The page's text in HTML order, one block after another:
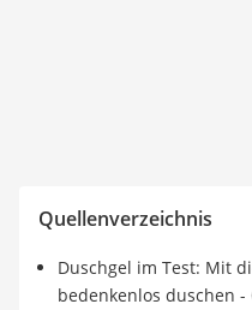
Quellenverzeichnis
Duschgel im Test: Mit
bedenkenlos duschen -